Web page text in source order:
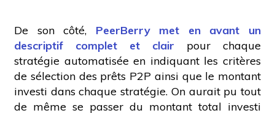
De son côté, PeerBerry met en avant un
descriptif complet et clair pour chaque
stratégie automatisée en indiquant les critères
de sélection des prêts P2P ainsi que le montant
investi dans chaque stratégie. On aurait pu tout
de même se passer du montant total investi